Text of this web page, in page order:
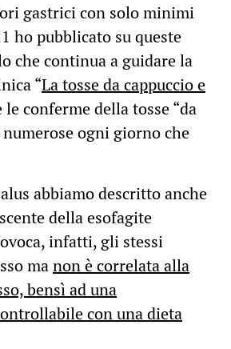
gastrici con solo minimi
ho pubblicato su queste
che continua a guidare la
“La tosse da cappuccio e
le conferme della tosse “da
ogni giorno che
abbiamo descritto anche
della esofagite
infatti, gli stessi
manon è correlata alla
bensì ad una
con una dieta